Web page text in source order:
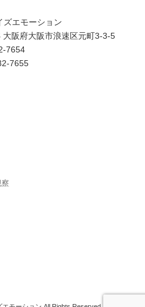
ズエモーション
大阪府大阪市浪速区元町3-3-5
7654
7655